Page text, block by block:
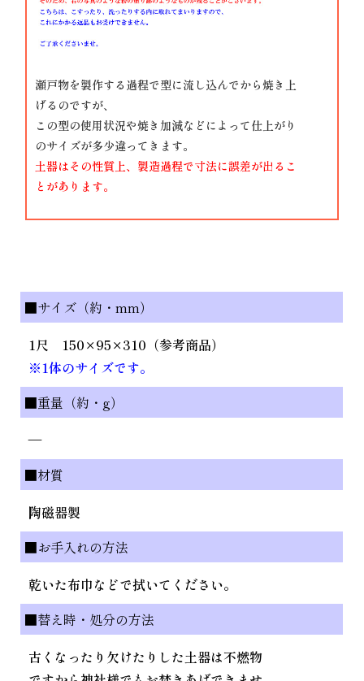
瀬戸物を製作する過程で型に流し込んでから焼き上
げるのですが、
この型の使用状況や焼き加減などによって仕上がり
のサイズが多少違ってきます。
土器はその性質上、製造過程で寸法に誤差が出るこ
とがあります。
■サイズ（約・mm）
1尺 150×95×310（参考商品）
※1体のサイズです。
■重量（約・g）
—
■材質
陶磁器製
■お手入れの方法
乾いた布巾などで拭いてください。
■替え時・処分の方法
古くなったり欠けたりした土器は不燃物